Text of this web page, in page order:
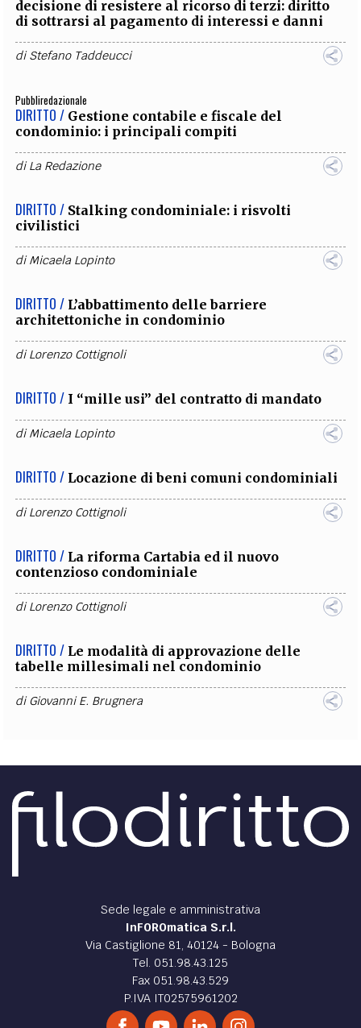
decisione di resistere al ricorso di terzi: diritto
di sottrarsi al pagamento di interessi e danni
diStefano Taddeucci
Pubbliredazionale
DIRITTO / Gestione contabile e fiscale del
condominio: i principali compiti
diLa Redazione
DIRITTO / Stalking condominiale: i risvolti
civilistici
diMicaela Lopinto
DIRITTO / L’abbattimento delle barriere
architettoniche in condominio
diLorenzo Cottignoli
DIRITTO / I “mille usi” del contratto di mandato
diMicaela Lopinto
DIRITTO / Locazione di beni comuni condominiali
diLorenzo Cottignoli
DIRITTO / La riforma Cartabia ed il nuovo
contenzioso condominiale
diLorenzo Cottignoli
DIRITTO / Le modalità di approvazione delle
tabelle millesimali nel condominio
diGiovanni E. Brugnera
Sede legale e amministrativa
InFOROmatica S.r.l.
Via Castiglione 81, 40124 - Bologna
Tel. 051.98.43.125
Fax 051.98.43.529
P.IVA IT02575961202